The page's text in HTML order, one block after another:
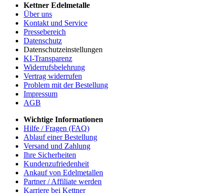
Kettner Edelmetalle
Über uns
Kontakt und Service
Pressebereich
Datenschutz
Datenschutzeinstellungen
KI-Transparenz
Widerrufsbelehrung
Vertrag widerrufen
Problem mit der Bestellung
Impressum
AGB
Wichtige Informationen
Hilfe / Fragen (FAQ)
Ablauf einer Bestellung
Versand und Zahlung
Ihre Sicherheiten
Kundenzufriedenheit
Ankauf von Edelmetallen
Partner / Affiliate werden
Karriere bei Kettner